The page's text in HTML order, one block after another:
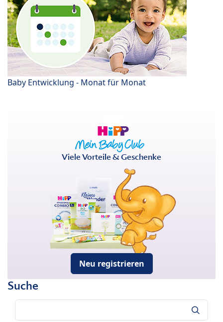
Baby Entwicklung - Monat für Monat
Viele Vorteile & Geschenke
Neu registrieren
Suche